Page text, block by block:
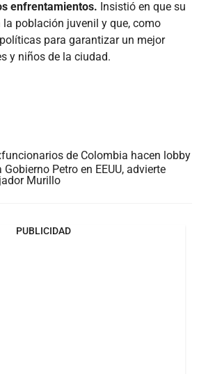
enfrentamientos. Insistió en que su
población juvenil y que, como
para garantizar un mejor
y niños de la ciudad.
de Colombia hacen lobby
Gobierno Petro en EEUU, advierte
Murillo
PUBLICIDAD